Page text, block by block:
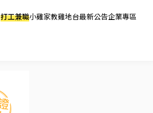
打工兼職小雞家教雞地台最新公告企業專區